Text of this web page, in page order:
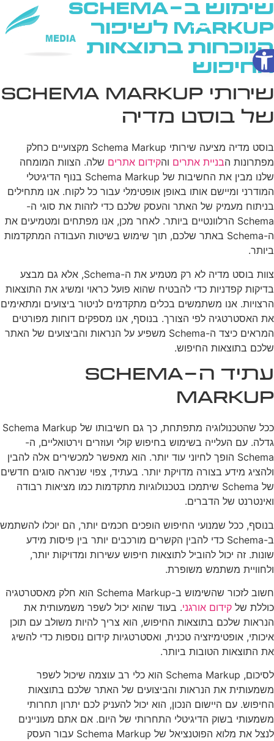
פתח סרגל נגישות
שימוש ב-Schema
Markup לשיפור
הנוכחות בתוצאות
החיפוש
שירותי Schema Markup
של בוסט מדיה
בוסט מדיה מציעה שירותי Schema Markup מקצועיים כחלק
מפתרונות הבניית אתרים והקידום אתרים שלה. הצוות המומחה
שלנו מבין את החשיבות של Schema Markup בנוף הדיגיטלי
המודרני ומיישם אותו באופן אופטימלי עבור כל לקוח. אנו מתחילים
בניתוח מעמיק של האתר והעסק שלכם כדי לזהות את סוגי ה-
Schema הרלוונטיים ביותר. לאחר מכן, אנו מפתחים ומטמיעים את
ה-Schema באתר שלכם, תוך שימוש בשיטות העבודה המתקדמות
ביותר.
צוות בוסט מדיה לא רק מטמיע את ה-Schema, אלא גם מבצע
בדיקות קפדניות כדי להבטיח שהוא פועל כראוי ומשיג את התוצאות
הרצויות. אנו משתמשים בכלים מתקדמים לניטור ביצועים ומתאימים
את האסטרטגיה לפי הצורך. בנוסף, אנו מספקים דוחות מפורטים
המראים כיצד ה-Schema משפיע על הנראות והביצועים של האתר
שלכם בתוצאות החיפוש.
עתיד ה-Schema
Markup
ככל שהטכנולוגיה מתפתחת, כך גם חשיבותו של Schema Markup
גדלה. עם העלייה בשימוש בחיפוש קולי ועוזרים וירטואליים, ה-
Schema הופך לחיוני עוד יותר. הוא מאפשר למכשירים אלה להבין
ולהציג מידע בצורה מדויקת יותר. בעתיד, צפוי שנראה סוגים חדשים
של Schema שיתמכו בטכנולוגיות מתקדמות כמו מציאות רבודה
ואינטרנט של הדברים.
בנוסף, ככל שמנועי החיפוש הופכים חכמים יותר, הם יוכלו להשתמש
ב-Schema כדי להבין הקשרים מורכבים יותר בין פיסות מידע
שונות. זה יכול להוביל לתוצאות חיפוש עשירות ומדויקות יותר,
ולחוויית משתמש משופרת.
חשוב לזכור שהשימוש ב-Schema Markup הוא חלק מאסטרטגיה
כוללת של קידום אורגני. בעוד שהוא יכול לשפר משמעותית את
הנראות שלכם בתוצאות החיפוש, הוא צריך להיות משולב עם תוכן
איכותי, אופטימיזציה טכנית, ואסטרטגיות קידום נוספות כדי להשיג
את התוצאות הטובות ביותר.
לסיכום, Schema Markup הוא כלי רב עוצמה שיכול לשפר
משמעותית את הנראות והביצועים של האתר שלכם בתוצאות
החיפוש. עם היישום הנכון, הוא יכול להעניק לכם יתרון תחרותי
משמעותי בשוק הדיגיטלי התחרותי של היום. אם אתם מעוניינים
לנצל את מלוא הפוטנציאל של Schema Markup עבור העסק